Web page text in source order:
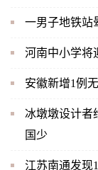
一男子地铁站
河南中小学将
安徽新增1例
冰墩墩设计者
国少
江苏南通发现